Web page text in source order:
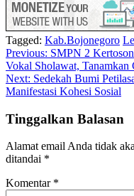
Tagged: Kab.Bojonegoro
Navigasi
pos
Previous: SMPN 2
Vokal Sholawat, Tanamkan
Next: Sedekah Bumi
Manifestasi Kohesi Sosial
Tinggalkan Balasan
Alamat email Anda tidak
ditandai *
Komentar *